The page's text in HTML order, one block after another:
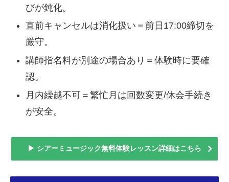
びが鈍化。
直前キャンセルは消化扱い＝前日17:00締切を
厳守。
講師指名料が別途の場合あり＝体験時に要確
認。
月内繰越不可＝繁忙月は回数変更/休会手続き
が安全。
▶ シアーミュージック無料体験レッスン詳細はこちら